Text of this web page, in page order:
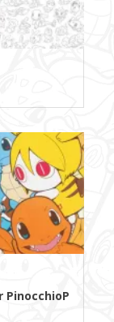
PinocchioP